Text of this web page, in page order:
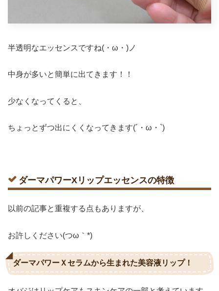
半透明なエッセンスですね(・ω・)ノ
中身が多いと簡単に出てきます！！
少なくなってくると、
ちょっとずつ出にくくなってきます(´・ω・`)
ダーマパワーXリップエッセンスの特徴
以前の記事と重複する点もありますが、
お許しください(つω｀*)
ダーマパワーＸセラムから生まれた美容液リップ！